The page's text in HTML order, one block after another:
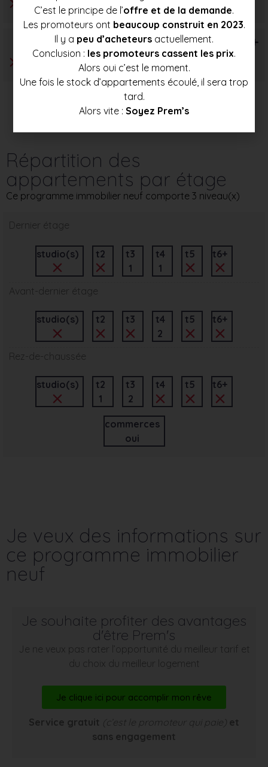
T6+
Répartition des
appartements par étage
Ce programme immobilier neuf comporte 3 niveau(x)
Dernier étage
studio(s) t2
t3
1
t4
1
t5 t6+
Avant-dernier étage
studio(s) t2 t3
t4
2
t5 t6+
Rez-de-chaussée
studio(s)
t2
1
t3
2
t4 t5 t6+
commerces
oui
Je veux des informations sur
ce programme immobilier
neuf
Je souhaite profiter des avantages
d'être Prem's
Je ne veux pas rater l’opportunité du meilleur tarif et
du choix du meilleur logement
Je clique ici pour accomplir mon rêve
Service gratuit (c’est le promoteur qui paie) et
sans engagement
C’est le principe de l’offre et de la demande.
Les promoteurs ont beaucoup construit en 2023.
Il y a peu d’acheteurs actuellement.
Conclusion : les promoteurs cassent les prix.
Alors oui c’est le moment.
Une fois le stock d’appartements écoulé, il sera trop
tard.
Alors vite : Soyez Prem’s